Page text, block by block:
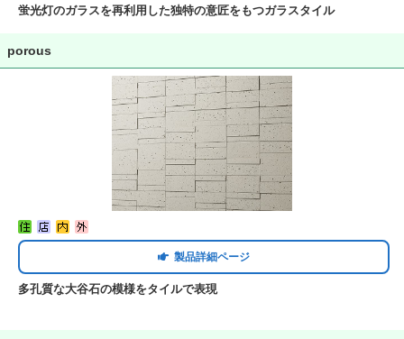
蛍光灯のガラスを再利用した独特の意匠をもつガラスタイル
porous
製品詳細ページ
多孔質な大谷石の模様をタイルで表現